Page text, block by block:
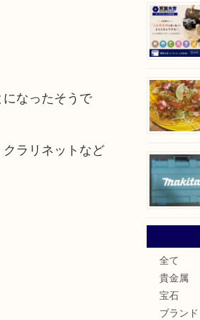
なったそうで
ラリネットなど
全て
貴金属
宝石
ブランド